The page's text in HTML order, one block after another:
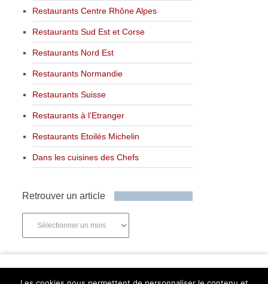
Restaurants Centre Rhône Alpes
Restaurants Sud Est et Corse
Restaurants Nord Est
Restaurants Normandie
Restaurants Suisse
Restaurants à l’Etranger
Restaurants Etoilés Michelin
Dans les cuisines des Chefs
Retrouver un article